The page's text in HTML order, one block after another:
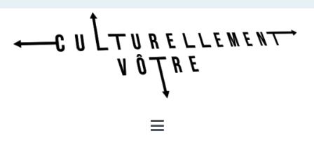
Aller
contenu